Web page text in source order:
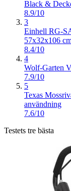
Black &
8.9/10
3
Einhell RG-
57x32x106
8.4/10
4
Wolf-Garten
7.9/10
5
Texas
användning
7.6/10
Testets tre bästa